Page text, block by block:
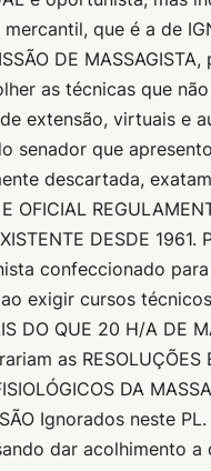
que é a de
DE MASSAGISTA,
as técnicas que
extensão, virtuais e
senador que
descartada,
OFICIAL
DESDE 1961.
confeccionado
ao exigir cursos
DO QUE 20 H/A DE
as RESOLUÇÕES
DA
Ignorados neste
dar acolhimento a